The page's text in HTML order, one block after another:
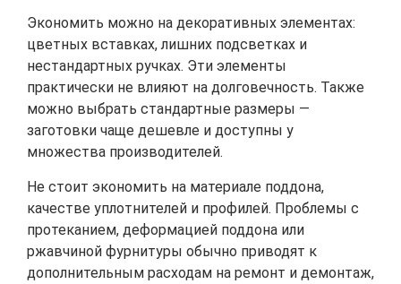
Экономить можно на декоративных элементах:
цветных вставках, лишних подсветках и
нестандартных ручках. Эти элементы
практически не влияют на долговечность. Также
можно выбрать стандартные размеры —
заготовки чаще дешевле и доступны у
множества производителей.
Не стоит экономить на материале поддона,
качестве уплотнителей и профилей. Проблемы с
протеканием, деформацией поддона или
ржавчиной фурнитуры обычно приводят к
дополнительным расходам на ремонт и демонтаж,